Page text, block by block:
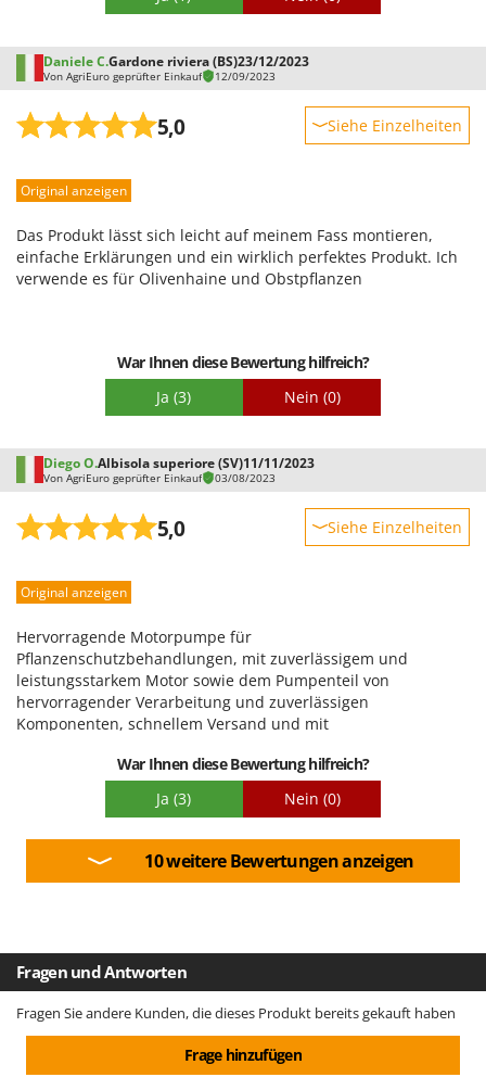
Daniele C.Gardone riviera (BS)23/12/2023
Von AgriEuro geprüfter Einkauf 12/09/2023
5,0 Siehe Einzelheiten
Leistung
Qualität / Preis
Schwierigkeitsgrad Zusammenbau
Original anzeigen
Das Produkt lässt sich leicht auf meinem Fass montieren,
einfache Erklärungen und ein wirklich perfektes Produkt. Ich
verwende es für Olivenhaine und Obstpflanzen
War Ihnen diese Bewertung hilfreich?
Ja (3) Nein (0)
Diego O.Albisola superiore (SV)11/11/2023
Von AgriEuro geprüfter Einkauf 03/08/2023
5,0 Siehe Einzelheiten
Leistung
Qualität / Preis
Schwierigkeitsgrad Zusammenbau
Verpackung
Original anzeigen
Hervorragende Motorpumpe für
Pflanzenschutzbehandlungen, mit zuverlässigem und
leistungsstarkem Motor sowie dem Pumpenteil von
hervorragender Verarbeitung und zuverlässigen
Komponenten, schnellem Versand und mit
vorherigen Gelegenheiten, bei denen ich bei Agrieuro gekauft
War Ihnen diese Bewertung hilfreich?
Ja (3) Nein (0)
10 weitere Bewertungen anzeigen
Fragen und Antworten
Fragen Sie andere Kunden, die dieses Produkt bereits gekauft haben
Frage hinzufügen